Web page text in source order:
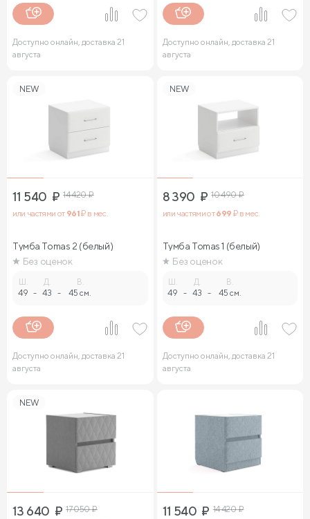
Доступно онлайн, доставка 21
августа
Доступно онлайн, доставка 21
августа
NEW
11 540 ₽ 14 420₽
или частями от 961₽ в мес.
Тумба Tomas 2 (белый)
Без оценок
49 -
Д.
43 -
В.
45 см.
Доступно онлайн, доставка 21
августа
NEW
8 390 ₽ 10 490₽
или частями от699 ₽ в мес.
Тумба Tomas 1 (белый)
Без оценок
49 -
Д.
43 -
В.
45 см.
Доступно онлайн, доставка 21
августа
NEW
13 640 ₽ 17 050₽
11 540 ₽ 14 420₽